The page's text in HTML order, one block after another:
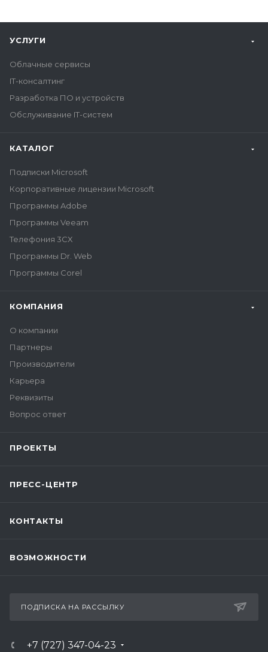
УСЛУГИ
Облачные сервисы
IT-консалтинг
Разработка ПО и устройств
Обслуживание IT-систем
КАТАЛОГ
Подписки Microsoft
Корпоративные лицензии Microsoft
Программы Adobe
Программы Veeam
Телефония 3CX
Программы Dr. Web
Программы Corel
КОМПАНИЯ
О компании
Партнеры
Производители
Карьера
Реквизиты
Вопрос ответ
ПРОЕКТЫ
ПРЕСС-ЦЕНТР
КОНТАКТЫ
ВОЗМОЖНОСТИ
ПОДПИСКА НА РАССЫЛКУ
+7 (727) 347-04-23